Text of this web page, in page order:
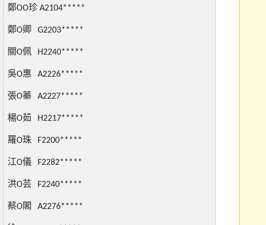
鄭OO珍 A2104*****
鄭O卿 G2203*****
關O佩 H2240*****
吳O惠 A2226*****
張O蓁 A2227*****
楊O茹 H2217*****
羅O珠 F2200*****
江O儀 F2282*****
洪O芸 F2240*****
蔡O閣 A2276*****